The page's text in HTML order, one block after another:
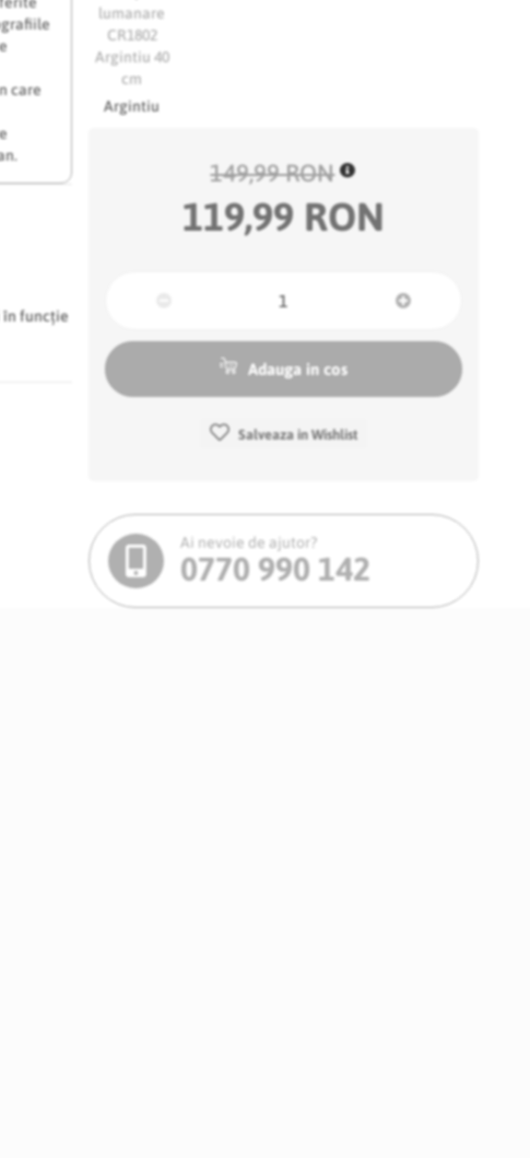
care
în funcție
Argintiu
149,99 RON
119,99 RON
Adauga in cos
Salveaza in Wishlist
Ai nevoie de ajutor?
0770 990 142